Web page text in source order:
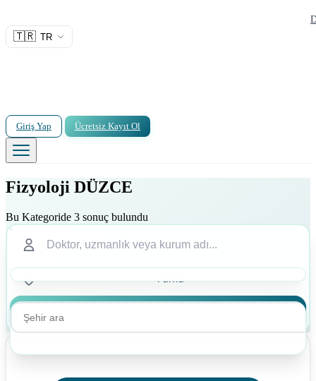
🇹🇷 TR
Giriş Yap Ücretsiz Kayıt Ol
Fizyoloji DÜZCE
Bu Kategoride 3 sonuç bulundu